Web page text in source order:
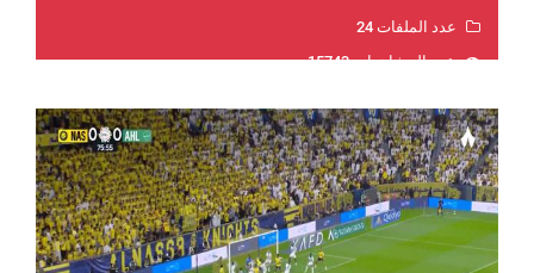
عدد الملفات 24
عدد المشاهدات 15743